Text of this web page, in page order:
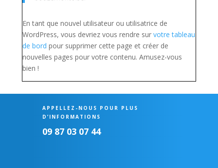
En tant que nouvel utilisateur ou utilisatrice de
WordPress, vous devriez vous rendre sur votre tableau
de bord pour supprimer cette page et créer de
nouvelles pages pour votre contenu. Amusez-vous
bien !
APPELLEZ-NOUS POUR PLUS
D’INFORMATIONS
09 87 03 07 44